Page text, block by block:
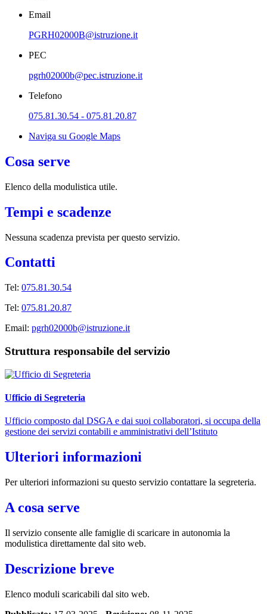
Email
PGRH02000B@istruzione.it
PEC
pgrh02000b@pec.istruzione.it
Telefono
075.81.30.54 - 075.81.20.87
Naviga su Google Maps
Cosa serve
Elenco della modulistica utile.
Tempi e scadenze
Nessuna scadenza prevista per questo servizio.
Contatti
Tel: 075.81.30.54
Tel: 075.81.20.87
Email: pgrh02000b@istruzione.it
Struttura responsabile del servizio
Ufficio di Segreteria
Ufficio composto dal DSGA e dai suoi collaboratori, si occupa della
gestione dei servizi contabili e amministrativi dell’Istituto
Ulteriori informazioni
Per ulteriori informazioni su questo servizio contattare la segreteria.
A cosa serve
Il servizio consente alle famiglie di scaricare in autonomia la
modulistica direttamente dal sito web.
Descrizione breve
Elenco moduli scaricabili dal sito web.